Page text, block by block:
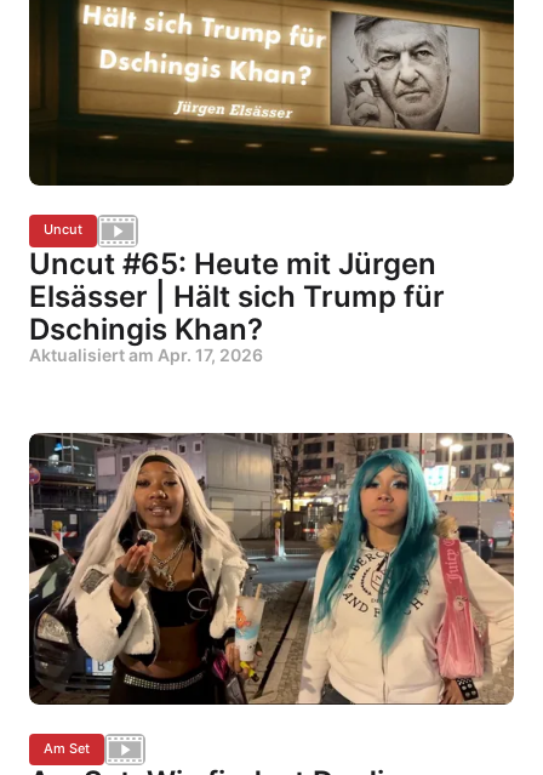
Uncut
Uncut #65: Heute mit Jürgen
Elsässer | Hält sich Trump für
Dschingis Khan?
Aktualisiert am Apr. 17, 2026
Am Set